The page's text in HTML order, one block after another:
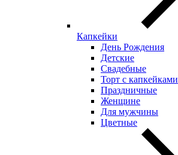
Капкейки
День Рождения
Детские
Свадебные
Торт с капкейками
Праздничные
Женщине
Для мужчины
Цветные